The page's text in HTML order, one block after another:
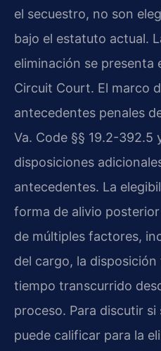
el secuestro, no son
bajo el estatuto actual.
eliminación se presenta
Circuit Court. El marco
antecedentes penales
Va. Code §§ 19.2-392.5
disposiciones
antecedentes. La
forma de alivio
de múltiples factores,
del cargo, la
tiempo transcurrido
proceso. Para discutir
puede calificar para la